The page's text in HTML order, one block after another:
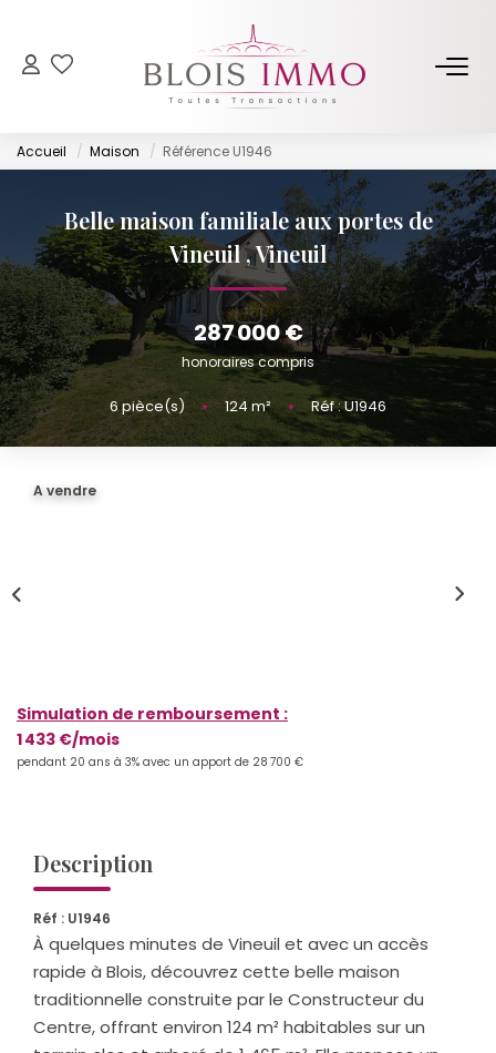
NOS BIENS
Acheter
Biens Vendus Et Loués
Off Market
ESTIMER
FAIRE GÉRER
CONTACT
Accueil Maison Référence U1946
Belle maison familiale aux portes de
Vineuil,Vineuil
287 000 €
honoraires compris
6pièce(s) • 124 m² • Réf : U1946
A vendre
Simulation de remboursement :
1 433 €/mois
pendant 20 ans à 3% avec un apport de 28 700 €
Description
Réf : U1946
À quelques minutes de Vineuil et avec un accès
rapide à Blois, découvrez cette belle maison
traditionnelle construite par le Constructeur du
Centre, offrant environ 124 m² habitables sur un